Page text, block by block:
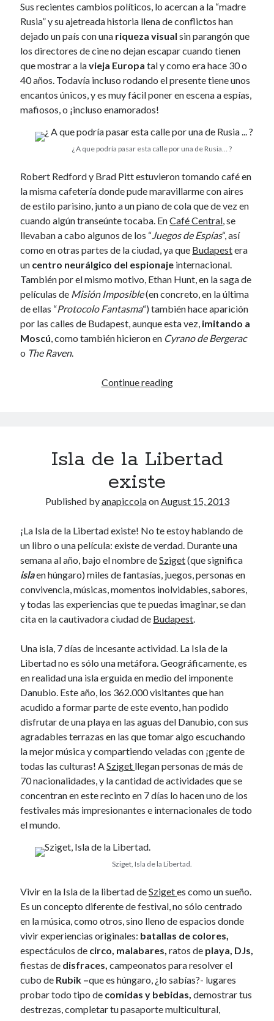
November 2011
October 2011
September 2011
August 2011
July 2011
June 2011
May 2011
April 2011
March 2011
February 2011
December 2010
October 2010
September 2010
August 2010
July 2010
May 2010
April 2010
March 2010
February 2010
January 2010
December 2009
October 2009
February 2009
January 2009
Viajeras
Categories
Travel
Social Media
Poetry
Recent Comments
Comer en SantanderonCantabria Infinita: agua e historia
One, two, three: Swim Out Costa Brava - anapiccolaonMás que swing
en Swim Out Costa Brava
Más que swing en Swim Out Costa Brava - anapiccola
three: Swim Out Costa Brava
¡Un repaso a lo mejorcito de 2017 juntos!... Hasta Aragón TVonLo
mejor del 2017. Vol I.
Sus recientes cambios políticos, lo acercan a la “madre
Rusia” y su ajetreada historia llena de conflictos han
dejado un país con una riqueza visual sin parangón que
los directores de cine no dejan escapar cuando tienen
que mostrar a lavieja Europa tal y como era hace 30 o
40 años. Todavía incluso rodando el presente tiene unos
encantos únicos, y es muy fácil poner en escena a espías,
mafiosos, o ¡incluso enamorados!
¿ A que podría pasar esta calle por una de Rusia… ?
Robert Redford y Brad Pitt estuvieron tomando café en
la misma cafetería donde pude maravillarme con aires
de estilo parisino, junto a un piano de cola que de vez en
cuando algún transeúnte tocaba. EnCafé Central, se
llevaban a cabo algunos de los “Juegos de Espías“, así
como en otras partes de la ciudad, ya que Budapestera
un centro neurálgico del espionaje internacional.
También por el mismo motivo, Ethan Hunt, en la saga de
películas de Misión Imposible(en concreto, en la última
de ellas “Protocolo Fantasma“) también hace aparición
por las calles de Budapest, aunque esta vez, imitando a
Moscú, como también hicieron en Cyrano de Bergerac
o The Raven.
Continue readingBudapest,
Isla de la Libertad
existe
Published byanapiccolaonAugust 15, 2013
¡La Isla de la Libertad existe! No te estoy hablando de
un libro o una película: existe de verdad. Durante una
semana al año, bajo el nombre deSziget(que significa
islaen húngaro) miles de fantasías, juegos, personas en
convivencia, músicas, momentos inolvidables, sabores,
y todas las experiencias que te puedas imaginar, se dan
cita en la cautivadora ciudad de Budapest.
Una isla, 7 días de incesante actividad. La Isla de la
Libertad no es sólo una metáfora. Geográficamente, es
en realidad una isla erguida en medio del imponente
Danubio. Este año, los 362.000 visitantes que han
acudido a formar parte de este evento, han podido
disfrutar de una playa en las aguas del Danubio, con sus
agradables terrazas en las que tomar algo escuchando
la mejor música y compartiendo veladas con ¡gente de
todas las culturas! ASziget llegan personas de más de
70 nacionalidades, y la cantidad de actividades que se
concentran en este recinto en 7 días lo hacen uno de los
festivales más impresionantes e internacionales de todo
el mundo.
Sziget, Isla de la Libertad.
Vivir en la Isla de la libertad deSzigetes como un sueño.
Es un concepto diferente de festival, no sólo centrado
en la música, como otros, sino lleno de espacios donde
vivir experiencias originales: batallas de colores,
espectáculos de circo, malabares,ratos de playa, DJs,
fiestas de disfraces,campeonatos para resolver el
cubo de Rubik –que es húngaro, ¿lo sabías?- lugares
probar todo tipo de comidas y bebidas,demostrar tus
destrezas, completar tu pasaporte multicultural,